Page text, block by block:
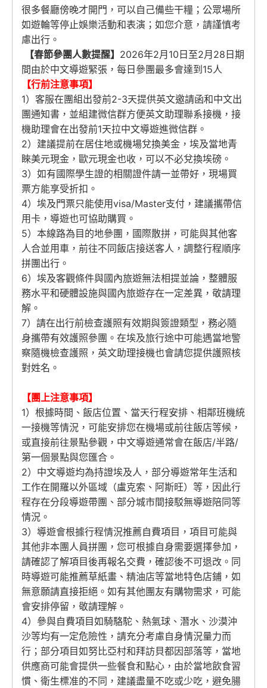
很多餐廳傍晚才開門，可以自己備些干糧；公眾場所
如遊輪等停止娛樂活動和表演；如您介意，請謹慎考
慮出行。
【春節參團人數提醒】 2026年2月10日至2月28日期
間由於中文導遊緊張，每日參團最多會達到15人
【行前注意事項】
1）客服在團組出發前2-3天提供英文邀請函和中文出
團通知書，並組建微信群方便英文助理聯系接機，接
機助理會在出發前1天拉中文導遊進微信群。
2）建議提前在居住地或機場兌換美金，埃及當地青
睞美元現金，歐元現金也收，可以不必兌換埃磅。
3）如有國際學生證的相關證件請一並帶好，現場買
票方能享受折扣。
4）埃及門票只能使用visa/Master支付，建議攜帶信
用卡，導遊也可協助購買。
5）本線路為目的地參團，國際散拼，可能與其他客
人合並用車，前往不同飯店接送客人，調整行程順序
拼團出行。
6）埃及客觀條件與國內旅遊無法相提並論，整體服
務水平和硬體設施與國內旅遊存在一定差異，敬請理
解。
7）請在出行前檢查護照有效期與簽證類型，務必隨
身攜帶有效護照參團。在埃及旅行途中可能遇當地警
察隨機檢查護照，英文助理接機也會請您提供護照核
對姓名。
【團上注意事項】
1）根據時間、飯店位置、當天行程安排、相鄰班機統
一接機等情況，可能安排您在機場或前往飯店等候，
或直接前往景點參觀，中文導遊通常會在飯店/半路/
第一個景點與您匯合。
2）中文導遊均為持證埃及人，部分導遊常年生活和
工作在開羅以外區域（盧克索、阿斯旺）等，因此行
程存在分段導遊帶團、部分城市間接駁無導遊陪同等
情況。
3）導遊會根據行程情況推薦自費項目，項目可能與
其他非本團人員拼團，您可根據自身需要選擇參加，
請確認了解項目後再報名交費，確認後不可退改。同
時導遊可能推薦草紙畫、精油店等當地特色店鋪，如
無意願請直接拒絕。如有其他團友有購物需求，可能
會安排停留，敬請理解。
4）參與自費項目如騎駱駝、熱氣球、潛水、沙漠沖
沙等均有一定危險性，請充分考慮自身情況量力而
行；部分項目如努比亞村和拜訪貝都因部落等，當地
供應商可能會提供一些餐食和點心，由於當地飲食習
慣、衛生標准的不同，建議盡量不吃或少吃，避免腸